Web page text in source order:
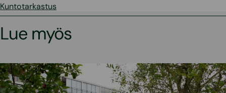
Kuntotarkastus
Lue myös